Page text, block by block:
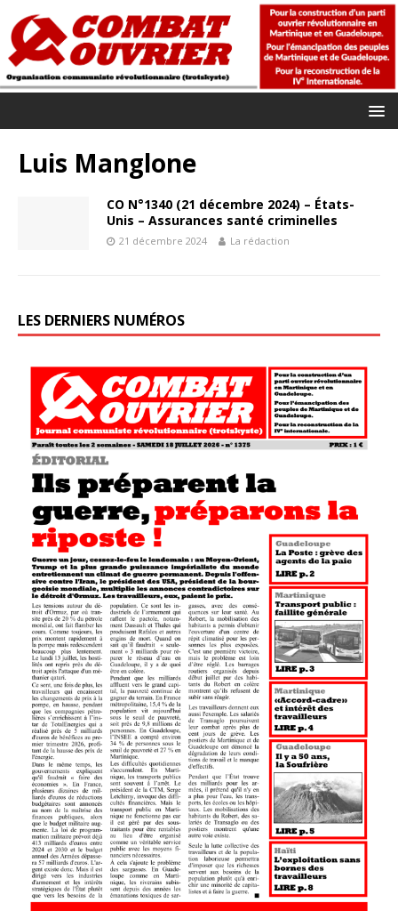
Luis Manglone
CO N°1340 (21 décembre 2024) – États-
Unis – Assurances santé criminelles
21 décembre 2024 La rédaction
LES DERNIERS NUMÉROS